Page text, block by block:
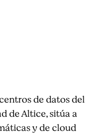
de datos del
de Altice, sitúa a
y de cloud